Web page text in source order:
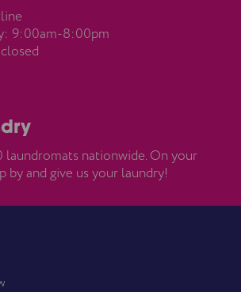
9:00am-8:00pm
laundromats nationwide. On your
by and give us your laundry!